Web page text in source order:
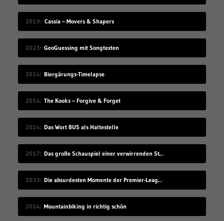
2019 Cassia – Movers & Shapers
2023 GeoGuessing mit Songtexten
2014 Biergärungs-Timelapse
2014 The Kooks – Forgive & Forget
2014 Das Wort BUS als Haltestelle
2017 Das große Schauspiel einer verwirrenden Straßenkennzeichnung
2023 Die absurdesten Momente der Premier-League-Saison 22/23
2014 Mountainbiking in richtig schön